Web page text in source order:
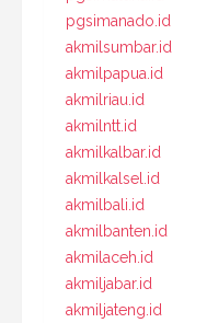
pgsimanado.id
akmilsumbar.id
akmilpapua.id
akmilriau.id
akmilntt.id
akmilkalbar.id
akmilkalsel.id
akmilbali.id
akmilbanten.id
akmilaceh.id
akmiljabar.id
akmiljateng.id